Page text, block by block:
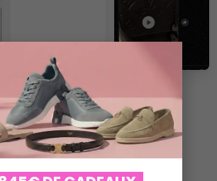
VOIR PLUS